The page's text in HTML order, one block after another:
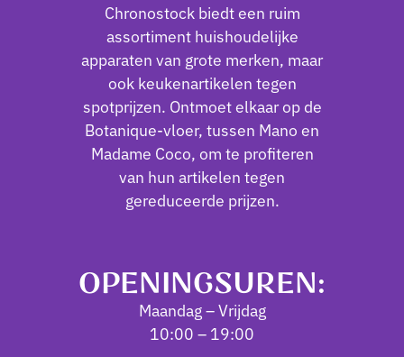
Chronostock biedt een ruim
assortiment huishoudelijke
apparaten van grote merken, maar
ook keukenartikelen tegen
spotprijzen. Ontmoet elkaar op de
Botanique-vloer, tussen Mano en
Madame Coco, om te profiteren
van hun artikelen tegen
gereduceerde prijzen.
OPENINGSUREN:
Maandag – Vrijdag
10:00 – 19:00